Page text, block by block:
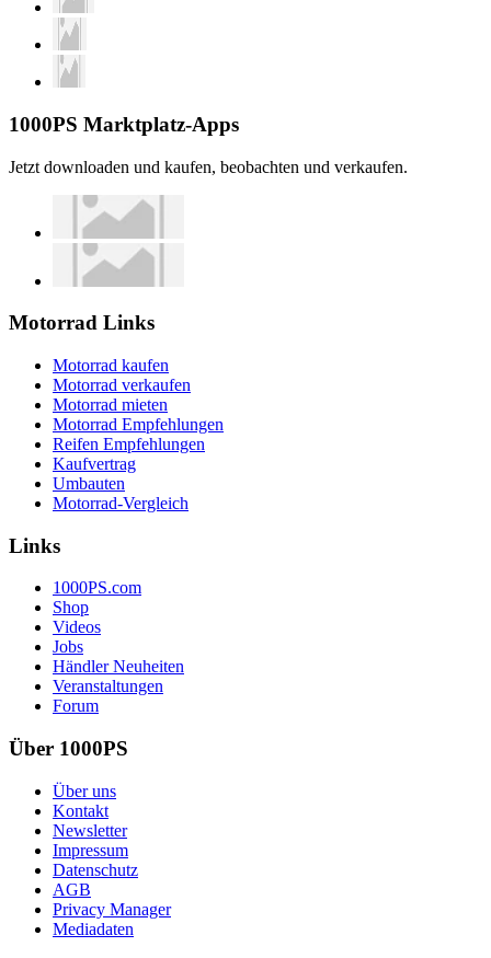
1000PS Marktplatz-Apps
Jetzt downloaden und kaufen, beobachten und verkaufen.
Motorrad Links
Motorrad kaufen
Motorrad verkaufen
Motorrad mieten
Motorrad Empfehlungen
Reifen Empfehlungen
Kaufvertrag
Umbauten
Motorrad-Vergleich
Links
1000PS.com
Shop
Videos
Jobs
Händler Neuheiten
Veranstaltungen
Forum
Über 1000PS
Über uns
Kontakt
Newsletter
Impressum
Datenschutz
AGB
Privacy Manager
Mediadaten